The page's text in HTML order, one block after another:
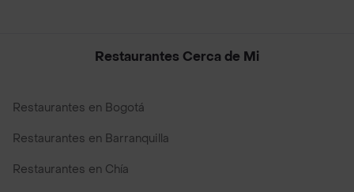
Restaurantes Cerca de Mi
Restaurantes en Bogotá
Restaurantes en Barranquilla
Restaurantes en Chía